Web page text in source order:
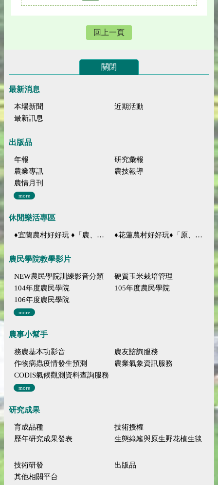
回上一頁
關閉
最新消息
本場新聞
近期活動
最新訊息
出版品
年報
研究彙報
農業專訊
農技報導
農情月刊
more
休閒樂活專區
♦宜蘭農村好好玩 ♦「農、藝、山、水」四條遊程推薦 ♦花蓮農村好好玩♦「原、生、慢、活」四條遊程推薦
農民學院教學影片
NEW農民學院訓練影音分類
硬質玉米栽培管理
104年度農民學院
105年度農民學院
106年度農民學院
more
農事小幫手
務農基本功影音
農友諮詢服務
作物病蟲疫情發生預測
農業氣象資訊服務
CODIS氣候觀測資料查詢服務
more
研究成果
育成品種
技術授權
歷年研究成果發表
生態綠籬與原生野花植生毯
技術研發
出版品
其他相關平台